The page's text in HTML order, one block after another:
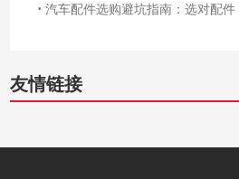
·汽车配件选购避坑指南：选对配件
友情链接